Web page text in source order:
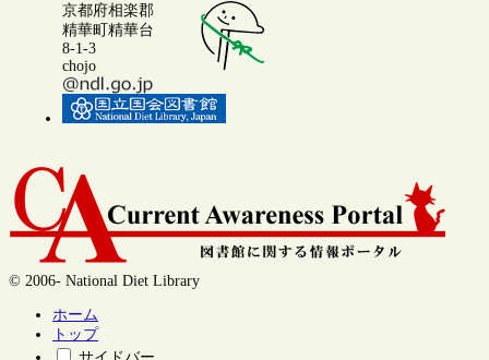
京都府相楽郡
精華町精華台
8-1-3
chojo
© 2006- National Diet Library
ホーム
トップ